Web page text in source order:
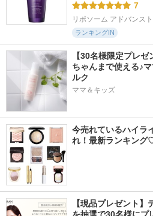
7
リポソーム アドバンス
ランキングIN
【30名様限定プレ
ちゃんまで使える♪
ルク
ママ＆キッズ
今売れているハイラ
れ！最新ランキング
【現品プレゼント